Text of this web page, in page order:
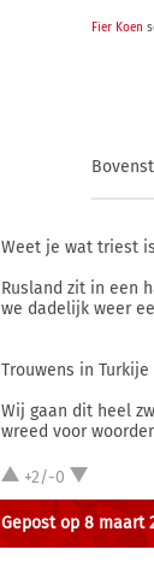
Fier Koen
Weet je wat triest
Rusland zit in een
we dadelijk weer
Trouwens in
Wij gaan dit heel
wreed voor
+2/-0
Gepost op 8 maart